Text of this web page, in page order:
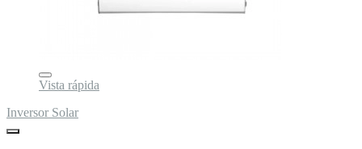
Vista rápida
Inversor Solar